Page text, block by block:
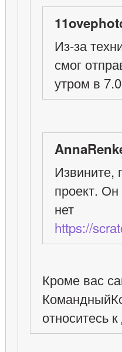
Из-за
смог
утром в
проект.
нет
https://
Кроме вас
относитесь